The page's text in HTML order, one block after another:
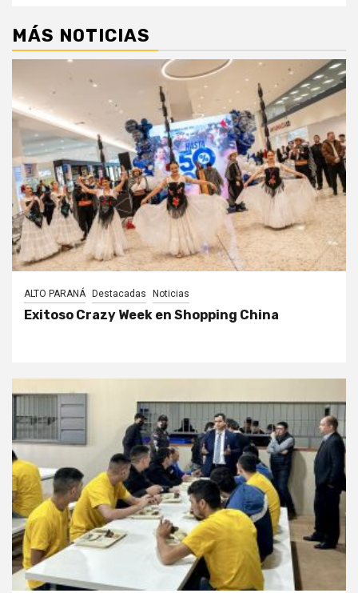
MÁS NOTICIAS
ALTO PARANÁ Destacadas Noticias
Exitoso Crazy Week en Shopping China